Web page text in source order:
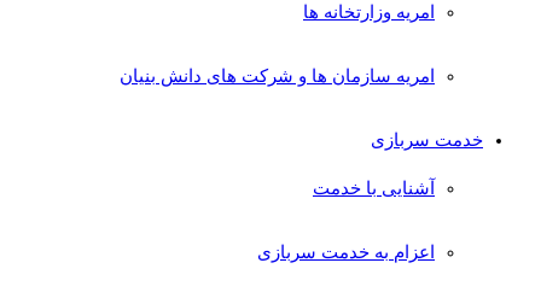
امریه وزارتخانه ها
امریه سازمان ها و شرکت های دانش بنیان
خدمت سربازی
آشنایی با خدمت
اعزام به خدمت سربازی